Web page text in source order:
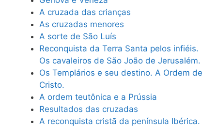
A cruzada das crianças
As cruzadas menores
A sorte de São Luís
Reconquista da Terra Santa pelos infiéis.
Os cavaleiros de São João de Jerusalém.
Os Templários e seu destino. A Ordem de
Cristo.
A ordem teutônica e a Prússia
Resultados das cruzadas
A reconquista cristã da península Ibérica.